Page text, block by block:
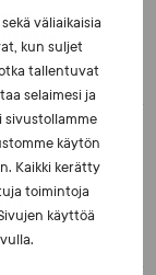
väliaikaisia
kun suljet
tallentuvat
selaimesi ja
sivustollamme
käytön
Kaikki kerätty
toimintoja
käyttöä
ja